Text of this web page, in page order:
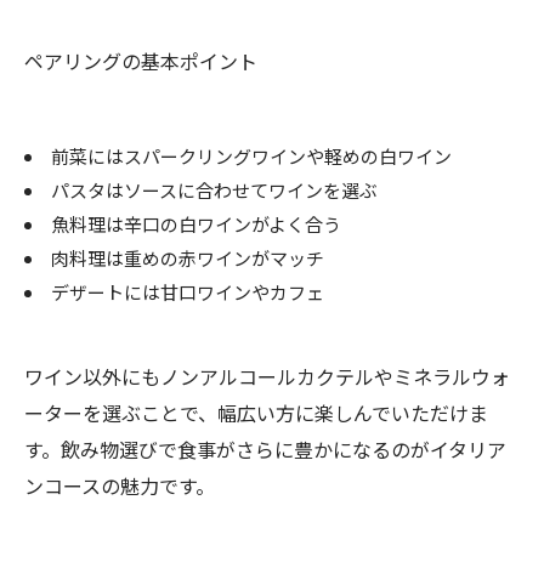
ペアリングの基本ポイント
前菜にはスパークリングワインや軽めの白ワイン
パスタはソースに合わせてワインを選ぶ
魚料理は辛口の白ワインがよく合う
肉料理は重めの赤ワインがマッチ
デザートには甘口ワインやカフェ
ワイン以外にもノンアルコールカクテルやミネラルウォ
ーターを選ぶことで、幅広い方に楽しんでいただけま
す。飲み物選びで食事がさらに豊かになるのがイタリア
ンコースの魅力です。